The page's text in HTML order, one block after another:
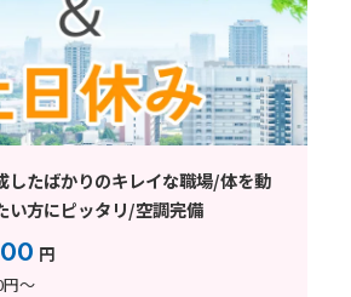
したばかりのキレイな職場/体を動
い方にピッタリ/空調完備
円
円～